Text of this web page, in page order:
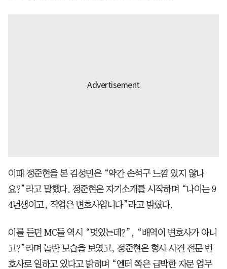
이때 정준현을 본 김성민은 “약간 손석구 느낌 있지 않나
요?”라고 말했다. 정준현은 자기소개를 시작하며 “나이는 9
4년생이고, 직업은 변호사입니다”라고 밝혔다.
이를 듣던 MC들 역시 “멋있는데?”, “배역이 변호사가 아니
고?”라며 놀란 모습을 보였고, 정준현은 형사 사건 전문 변
호사로 일하고 있다고 밝히며 “엔터 쪽은 급박한 자문 업무